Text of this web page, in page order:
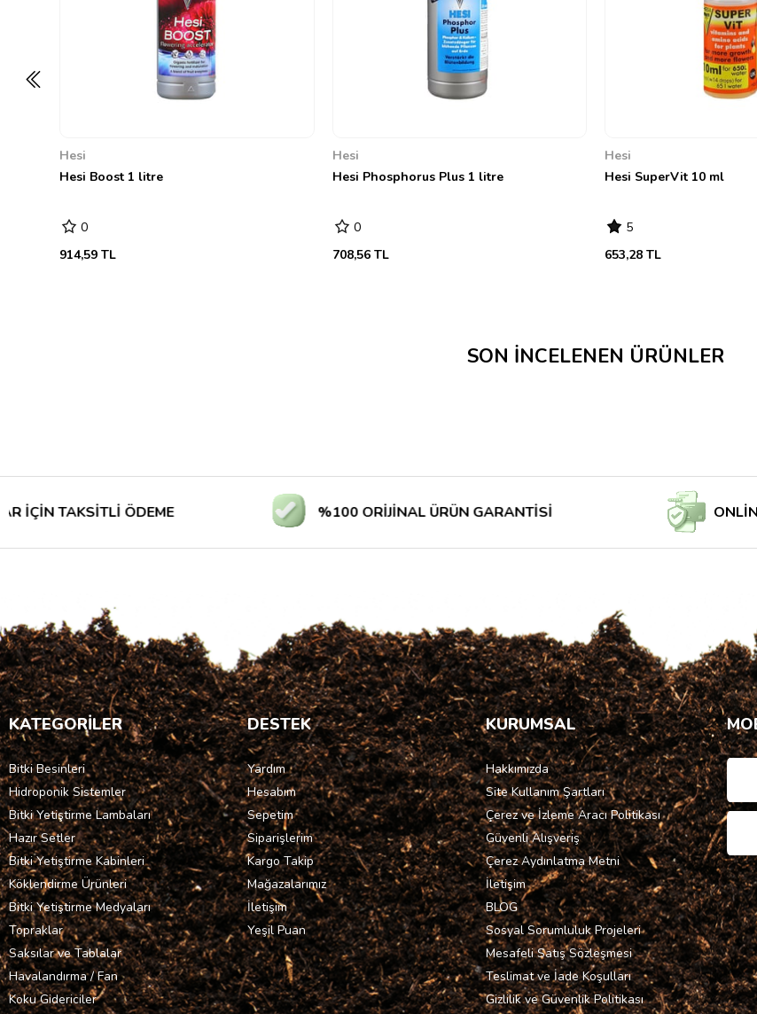
Hesi
Hesi Boost 1 litre
0
914,59 TL
Hesi
Hesi Phosphorus Plus 1 litre
0
708,56 TL
Hesi
Hesi SuperVit 10 ml
5
653,28 TL
SON İNCELENEN ÜRÜNLER
ÖDEME %100 ORİJİNAL ÜRÜN GARANTİSİ ONLİNE
KATEGORİLER
Bitki Besinleri
Hidroponik Sistemler
Bitki Yetiştirme Lambaları
Hazır Setler
Bitki Yetiştirme Kabinleri
Köklendirme Ürünleri
Bitki Yetiştirme Medyaları
Topraklar
Saksılar ve Tablalar
Havalandırma / Fan
Koku Gidericiler
DESTEK
Yardım
Hesabım
Sepetim
Siparişlerim
Kargo Takip
Mağazalarımız
İletişim
Yeşil Puan
KURUMSAL
Hakkımızda
Site Kullanım Şartları
Çerez ve İzleme Aracı Politikası
Güvenli Alışveriş
Çerez Aydınlatma Metni
İletişim
BLOG
Sosyal Sorumluluk Projeleri
Mesafeli Satış Sözleşmesi
Teslimat ve İade Koşulları
Gizlilik ve Güvenlik Politikası